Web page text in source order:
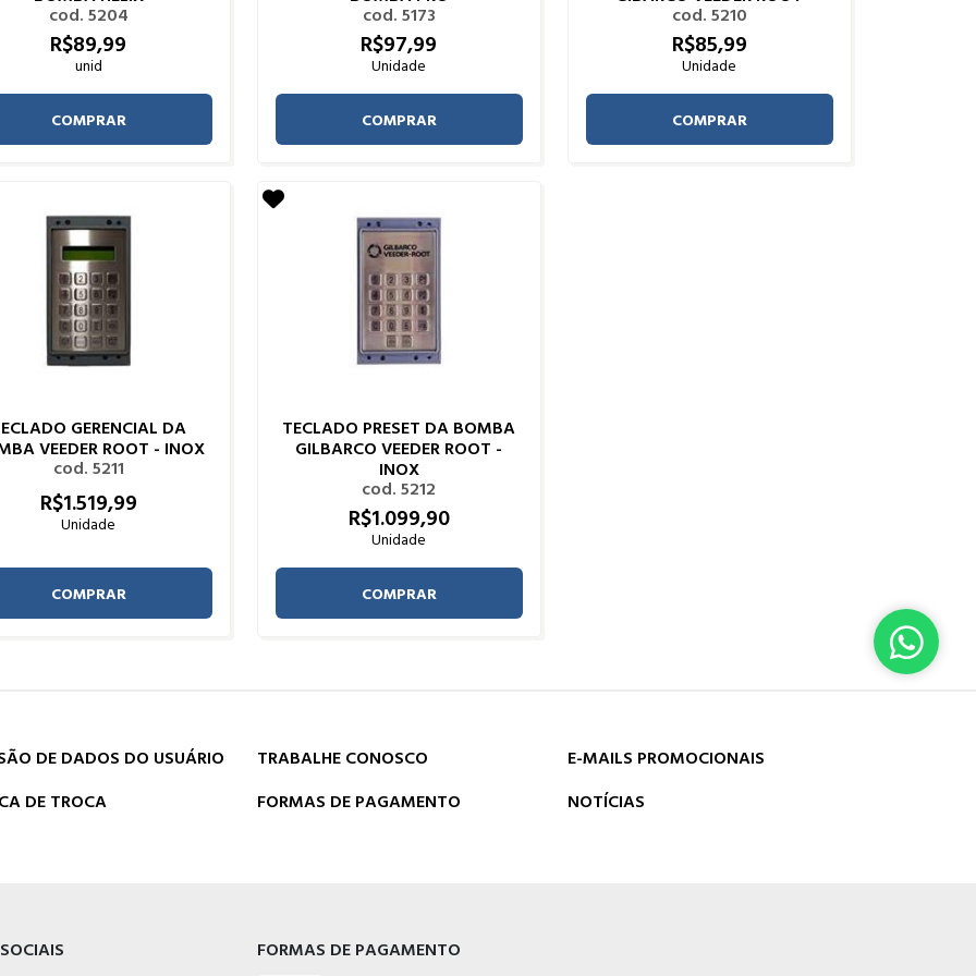
cod. 5204
R$89,99
unid
COMPRAR
cod. 5173
R$97,99
Unidade
COMPRAR
cod. 5210
R$85,99
Unidade
COMPRAR
GERENCIAL DA
VEEDER ROOT - INOX
cod. 5211
R$1.519,99
Unidade
COMPRAR
TECLADO PRESET DA BOMBA
GILBARCO VEEDER ROOT -
INOX
cod. 5212
R$1.099,90
Unidade
COMPRAR
DE DADOS DO USUÁRIO TRABALHE CONOSCO
E-MAILS PROMOCIONAIS
DE TROCA FORMAS DE PAGAMENTO NOTÍCIAS
FORMAS DE PAGAMENTO